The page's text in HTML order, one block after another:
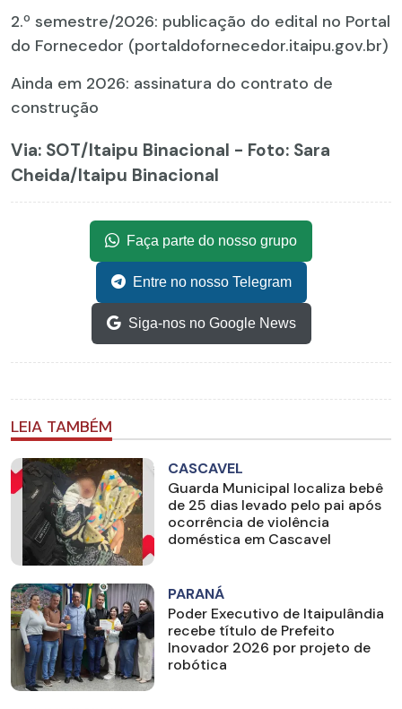
2.º semestre/2026: publicação do edital no Portal
do Fornecedor (portaldofornecedor.itaipu.gov.br)
Ainda em 2026: assinatura do contrato de
construção
Via: SOT/Itaipu Binacional - Foto: Sara
Cheida/Itaipu Binacional
Faça parte do nosso grupo
Entre no nosso Telegram
Siga-nos no Google News
LEIA TAMBÉM
CASCAVEL
Guarda Municipal localiza bebê
de 25 dias levado pelo pai após
ocorrência de violência
doméstica em Cascavel
PARANÁ
Poder Executivo de Itaipulândia
recebe título de Prefeito
Inovador 2026 por projeto de
robótica